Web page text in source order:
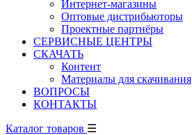
Интернет-магазины
Оптовые дистрибьюторы
Проектные партнёры
СЕРВИСНЫЕ ЦЕНТРЫ
СКАЧАТЬ
Контент
Материалы для скачивания
ВОПРОСЫ
КОНТАКТЫ
Каталог товаров ☰